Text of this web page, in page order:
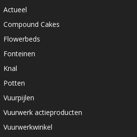
Actueel
Compound Cakes
Flowerbeds
Fonteinen
Knal
Potten
Vuurpijlen
Vuurwerk actieproducten
Vuurwerkwinkel